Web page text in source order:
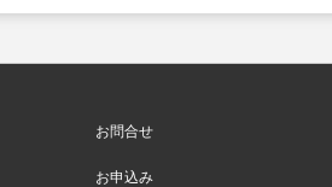
お問合せ
お申込み